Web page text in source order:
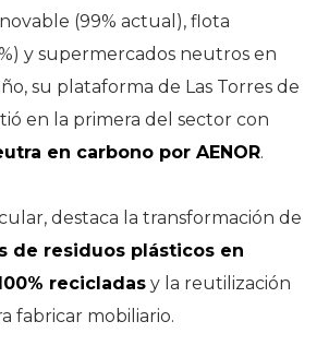
(99% actual), flota
y supermercados neutros en
su plataforma de Las Torres de
en la primera del sector con
en carbono por AENOR.
destaca la transformación de
de residuos plásticos en
recicladas y la reutilización
fabricar mobiliario.